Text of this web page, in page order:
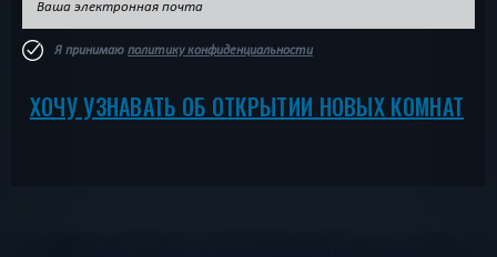
Я принимаю политику конфиденциальности
ХОЧУ УЗНАВАТЬ ОБ ОТКРЫТИИ НОВЫХ КОМНАТ